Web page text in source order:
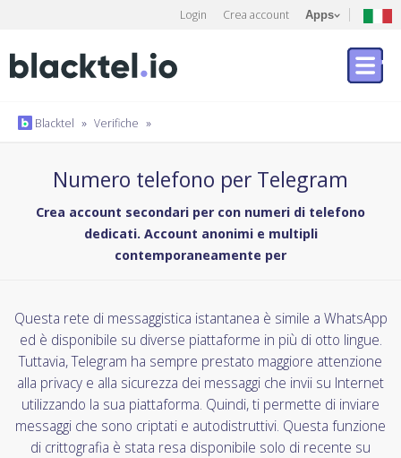
Login Crea account Apps
Blacktel » Verifiche »
Numero telefono per Telegram
Crea account secondari per con numeri di telefono
dedicati. Account anonimi e multipli
contemporaneamente per
Questa rete di messaggistica istantanea è simile a WhatsApp
ed è disponibile su diverse piattaforme in più di otto lingue.
Tuttavia, Telegram ha sempre prestato maggiore attenzione
alla privacy e alla sicurezza dei messaggi che invii su Internet
utilizzando la sua piattaforma. Quindi, ti permette di inviare
messaggi che sono criptati e autodistruttivi. Questa funzione
di crittografia è stata resa disponibile solo di recente su